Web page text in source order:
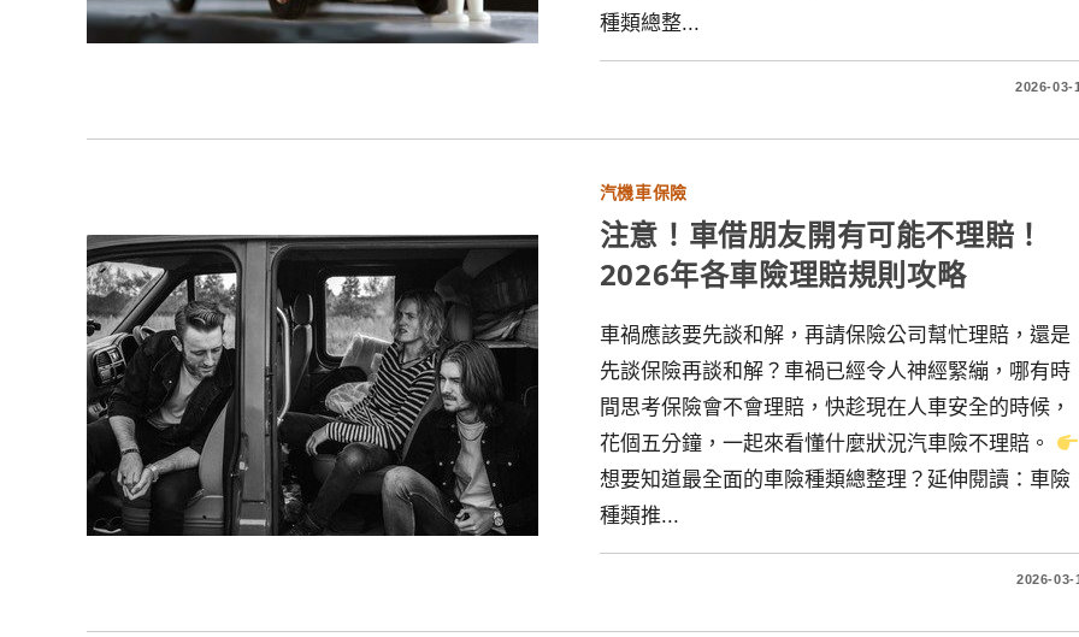
種類總整...
2026-03-
汽機車保險
注意！車借朋友開有可能不理賠！
2026年各車險理賠規則攻略
車禍應該要先談和解，再請保險公司幫忙理賠，還是
先談保險再談和解？車禍已經令人神經緊繃，哪有時
間思考保險會不會理賠，快趁現在人車安全的時候，
花個五分鐘，一起來看懂什麼狀況汽車險不理賠。
想要知道最全面的車險種類總整理？延伸閱讀：車險
種類推...
2026-03-